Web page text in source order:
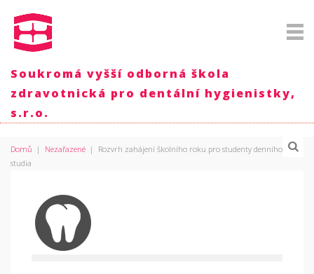
Soukromá vyšší odborná škola
zdravotnická pro dentální hygienistky,
s.r.o.
Domů | Nezařazené | Rozvrh zahájení školního roku pro studenty denního
studia